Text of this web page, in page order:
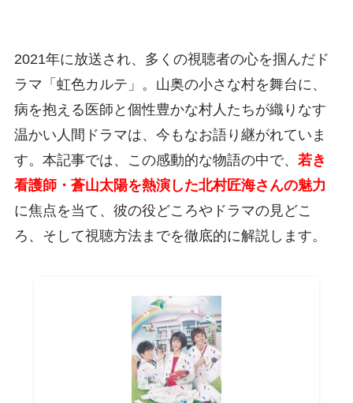
2021年に放送され、多くの視聴者の心を掴んだド
ラマ「虹色カルテ」。山奥の小さな村を舞台に、
病を抱える医師と個性豊かな村人たちが織りなす
温かい人間ドラマは、今もなお語り継がれていま
す。本記事では、この感動的な物語の中で、 若き
看護師・蒼山太陽を熱演した北村匠海さんの魅力
に焦点を当て、彼の役どころやドラマの見どこ
ろ、そして視聴方法までを徹底的に解説します。